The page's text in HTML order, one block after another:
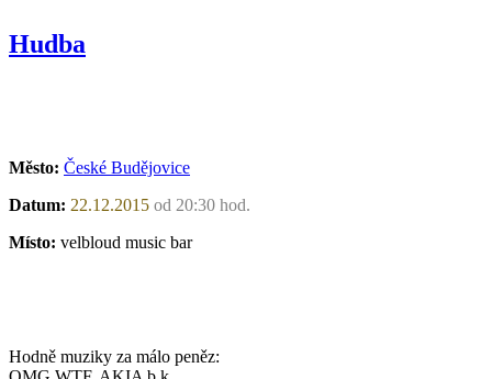
Hudba
Město: České Budějovice
Datum: 22.12.2015 od 20:30 hod.
Místo: velbloud music bar
Hodně muziky za málo peněz: